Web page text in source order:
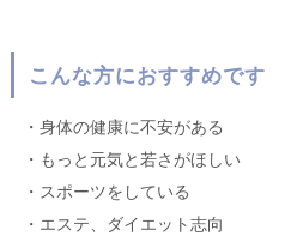
こんな方におすすめです
・身体の健康に不安がある
・もっと元気と若さがほしい
・スポーツをしている
・エステ、ダイエット志向